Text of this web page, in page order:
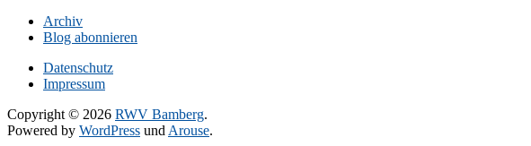
Archiv
Blog abonnieren
Datenschutz
Impressum
Copyright © 2026 RWV Bamberg.
Powered by WordPress und Arouse.